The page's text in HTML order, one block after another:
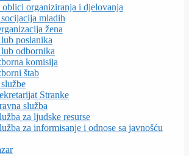
oblici organiziranja i djelovanja
mladih
žena
poslanika
odbornika
komisija
štab
Stranke
služba
za ljudske resurse
za informisanje i odnose sa javnošću